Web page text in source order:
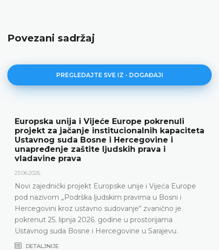
Povezani sadržaj
PREGLEDAJTE SVE IZ - DOGAĐAJI
Europska unija i Vijeće Europe pokrenuli
projekt za jačanje institucionalnih kapaciteta
Ustavnog suda Bosne i Hercegovine i
unapređenje zaštite ljudskih prava i
vladavine prava
25.06.2026.
Novi zajednički projekt Europske unije i Vijeća Europe
pod nazivom „Podrška ljudskim pravima u Bosni i
Hercegovini kroz ustavno sudovanje“ zvanično je
pokrenut 25. lipnja 2026. godine u prostorijama
Ustavnog suda Bosne i Hercegovine u Sarajevu.
DETALJNIJE